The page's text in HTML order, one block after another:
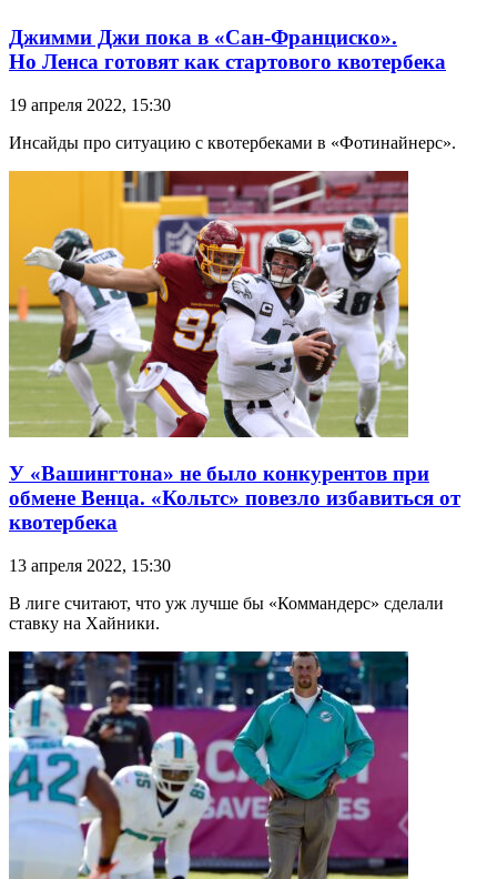
Джимми Джи пока в «Сан-Франциско».
Но Ленса готовят как стартового квотербека
19 апреля 2022, 15:30
Инсайды про ситуацию с квотербеками в «Фотинайнерс».
У «Вашингтона» не было конкурентов при
обмене Венца. «Кольтс» повезло избавиться от
квотербека
13 апреля 2022, 15:30
В лиге считают, что уж лучше бы «Коммандерс» сделали
ставку на Хайники.